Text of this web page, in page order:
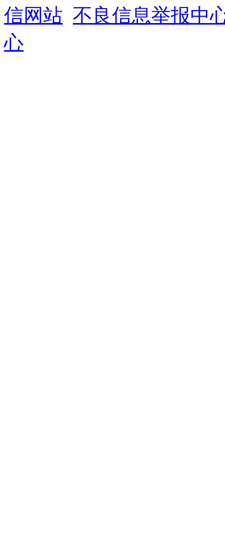
信网站 不良信息举报中
心